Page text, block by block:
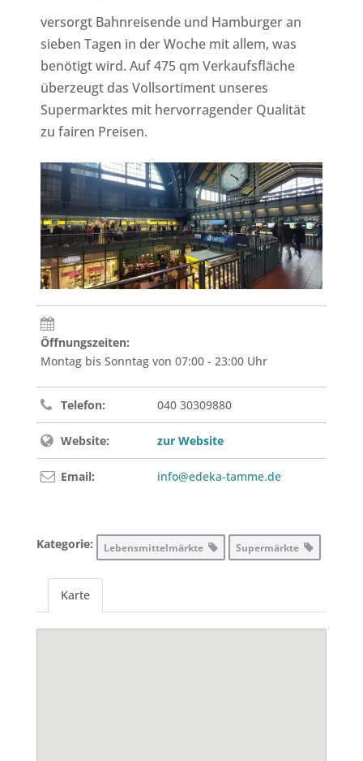
versorgt Bahnreisende und Hamburger an
sieben Tagen in der Woche mit allem, was
benötigt wird. Auf 475 qm Verkaufsfläche
überzeugt das Vollsortiment unseres
Supermarktes mit hervorragender Qualität
zu fairen Preisen.
Öffnungszeiten:
Montag bis Sonntag von 07:00 - 23:00 Uhr
Telefon: 040 30309880
Website: zur Website
Email: info@edeka-tamme.de
Kategorie: Lebensmittelmärkte Supermärkte
Karte